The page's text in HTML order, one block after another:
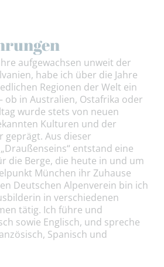
aufgewachsen unweit der
habe ich über die Jahre
Regionen der Welt ein
ob in Australien, Ostafrika oder
wurde stets von neuen
Kulturen und der
geprägt. Aus dieser
entstand eine
die Berge, die heute in und um
München ihr Zuhause
Deutschen Alpenverein bin ich
in verschiedenen
tätig. Ich führe und
sowie Englisch, und spreche
Spanisch und